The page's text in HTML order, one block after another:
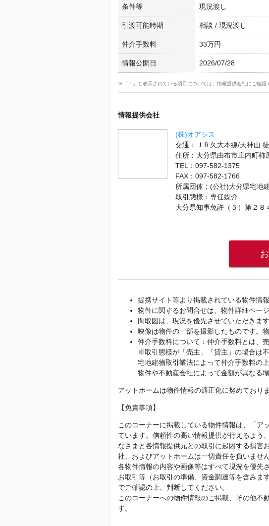
条件等 現況渡し
引渡可能時期 相談 / 現況渡し
仲介手数料 33万円
情報公開日 2026/07/28
※「－」と表示されている項目については、情報提供会社にご確認
情報提供会社
(株)オアシス
交通：ＪＲ久大本線/天神山
住所：大分県由布市庄内町柿
TEL：097-582-1375
FAX：097-582-1766
所属団体：(公社)大分県宅地
取引態様：専任媒介
大分県知事免許（５）第２８
提携サイト等より掲載されている物件情
物件に関するお問合せは、物件詳細ペー
間取図は、現況を優先させていただきます
映像は物件の一部を撮影したものです。
仲介手数料について：仲介手数料とは、
※取引態様が「売主」「貸主」の場合は不
宅地建物取引業法によって仲介手数料の
物件や不動産会社によって金額が異なる
アットホームは物件情報の適正化に努めておりま
【免責事項】
このコーナーに掲載している物件情報は、「ア
ています。信頼性の高い情報提供が行えるよう
なさまと各情報提供元との取引に起因する損害
社、およびアットホームは一切責任を負いません
各物件情報の内容や画像等はすべて現況を優先
お取引等（お取引の準備、資金調達等を含みま
でご確認の上、判断してください。
このコーナーへの物件情報のご掲載、その他不
す。